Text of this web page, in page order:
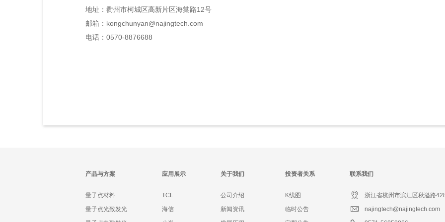
地址：衢州市柯城区高新片区海棠路12号
邮箱：kongchunyan@najingtech.com
电话：0570-8876688
产品与方案
量子点材料
量子点光致发光
应用展示
TCL
海信
关于我们
公司介绍
新闻资讯
投资者关系
K线图
临时公告
联系我们
浙江省杭州市滨江区秋溢路
najingtech@najingtech.com